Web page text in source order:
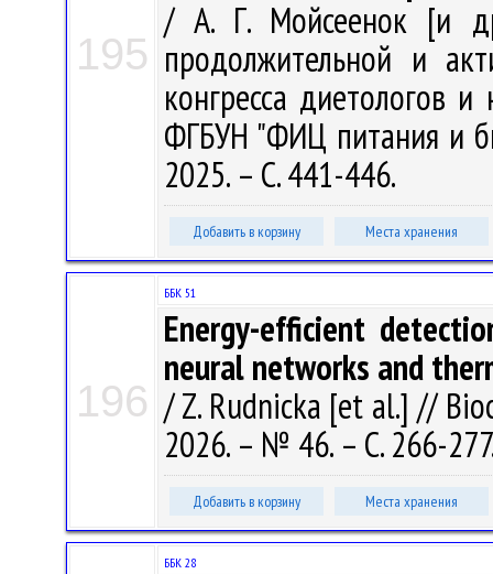
195
/ А. Г. Мойсеенок [и
продолжительной и
конгресса диетологов
ФГБУН "ФИЦ питания и
2025. – С. 441-446.
Добавить в корзину Места хранения
196
ББК 51
Energy-efficient
neural networks and
/ Z. Rudnicka [et al.] //
2026. – № 46. – С. 266-
Добавить в корзину Места хранения
ББК 28